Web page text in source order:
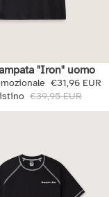
"Iron" uomo
€31,96 EUR
€39,95 EUR